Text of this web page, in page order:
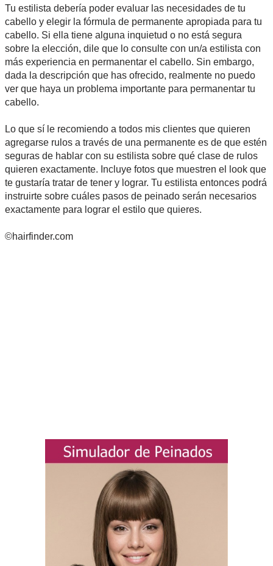
Tu estilista debería poder evaluar las necesidades de tu
cabello y elegir la fórmula de permanente apropiada para tu
cabello. Si ella tiene alguna inquietud o no está segura
sobre la elección, dile que lo consulte con un/a estilista con
más experiencia en permanentar el cabello. Sin embargo,
dada la descripción que has ofrecido, realmente no puedo
ver que haya un problema importante para permanentar tu
cabello.
Lo que sí le recomiendo a todos mis clientes que quieren
agregarse rulos a través de una permanente es de que estén
seguras de hablar con su estilista sobre qué clase de rulos
quieren exactamente. Incluye fotos que muestren el look que
te gustaría tratar de tener y lograr. Tu estilista entonces podrá
instruirte sobre cuáles pasos de peinado serán necesarios
exactamente para lograr el estilo que quieres.
©hairfinder.com